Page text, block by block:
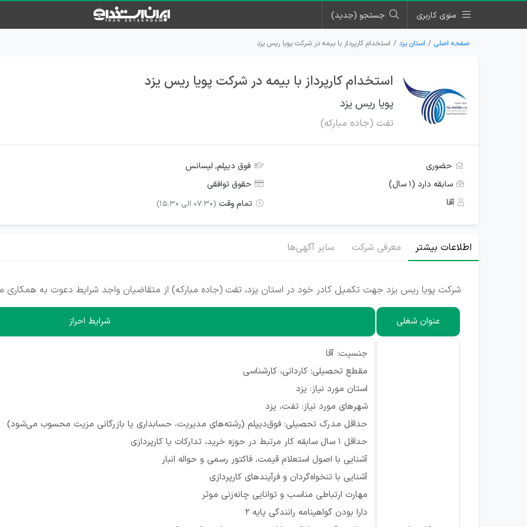
منوی کاربری جستجو (جدید)
صفحه اصلی استان یزد استخدام کارپرداز با بیمه در شرکت پویا ریس یزد
استخدام کارپرداز با بیمه در شرکت پویا ریس یزد
پویا ریس یزد
تفت (جاده مبارکه)
حضوری
فوق دیپلم, لیسانس
سابقه دارد (۱ سال)
حقوق توافقی
آقا
تمام وقت (07:30 الی 15:30)
اطلاعات بیشتر معرفی شرکت سایر آگهی‌ها
شرکت پویا ریس یزد جهت تکمیل کادر خود در استان یزد، تفت (جاده مبارکه) از متقاضیان واجد شرایط دعوت به همکاری
عنوان شغلی شرایط احراز
جنسیت: آقا
مقطع تحصیلی: کاردانی، کارشناسی
استان مورد نیاز: یزد
شهرهای مورد نیاز: تفت، یزد
حداقل مدرک تحصیلی: فوق‌دیپلم (رشته‌های مدیریت، حسابداری یا بازرگانی مزیت محسوب می‌شود)
حداقل 1 سال سابقه کار مرتبط در حوزه خرید، تدارکات یا کارپردازی
آشنایی با اصول استعلام قیمت، فاکتور رسمی و حواله انبار
آشنایی با تنخواه‌گردان و فرآیندهای کارپردازی
مهارت ارتباطی مناسب و توانایی چانه‌زنی موثر
دارا بودن گواهینامه رانندگی پایه 2